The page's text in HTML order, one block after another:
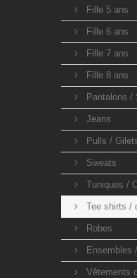
Fille 5 ans
Fille 6 ans
Fille 7 ans
Fille 8 ans
Pantalons /
Jeans
Pulls /
Sweats
Tuniques /
Tee shirts /
Robes
Ensembles
Vêtements